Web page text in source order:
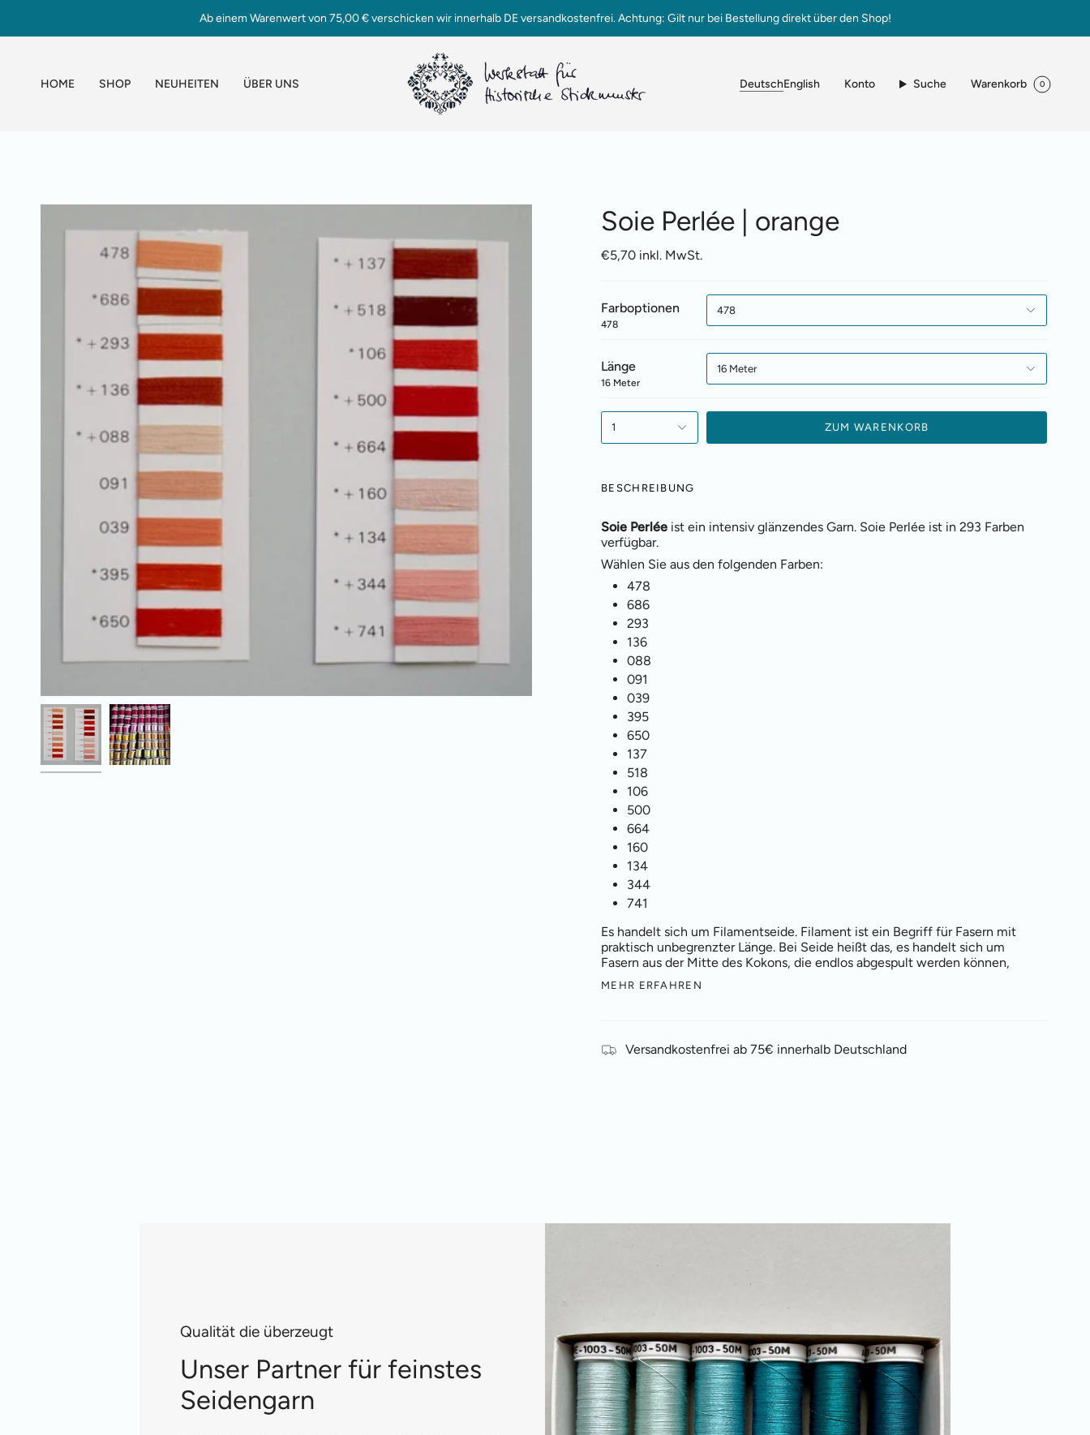
springen
Ab einem Warenwert von 75,00 € verschicken wir innerhalb DE versandkostenfrei. Achtung: Gilt nur bei Bestellung direkt über den Shop!
HOME SHOP NEUHEITEN ÜBER UNS DeutschEnglish Konto Suche Warenkorb 0
Soie Perlée | orange
€5,70 inkl. MwSt.
Farboptionen
478
478
Länge
16 Meter
16 Meter
1 ZUM WARENKORB
BESCHREIBUNG
Soie Perlée ist ein intensiv glänzendes Garn. Soie Perlée ist in 293 Farben
verfügbar.
Wählen Sie aus den folgenden Farben:
478
686
293
136
088
091
039
395
650
137
518
106
500
664
160
134
344
741
Es handelt sich um Filamentseide. Filament ist ein Begriff für Fasern mit
praktisch unbegrenzter Länge. Bei Seide heißt das, es handelt sich um
Fasern aus der Mitte des Kokons, die endlos abgespult werden können,
MEHR ERFAHREN
Versandkostenfrei ab 75€ innerhalb Deutschland
Qualität die überzeugt
Unser Partner für feinstes
Seidengarn